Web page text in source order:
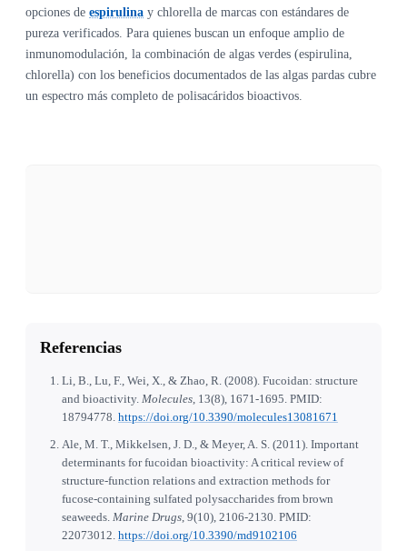
opciones de espirulina y chlorella de marcas con estándares de
pureza verificados. Para quienes buscan un enfoque amplio de
inmunomodulación, la combinación de algas verdes (espirulina,
chlorella) con los beneficios documentados de las algas pardas cubre
un espectro más completo de polisacáridos bioactivos.
Referencias
Li, B., Lu, F., Wei, X., & Zhao, R. (2008). Fucoidan: structure
and bioactivity. Molecules, 13(8), 1671-1695. PMID:
18794778. https://doi.org/10.3390/molecules13081671
Ale, M. T., Mikkelsen, J. D., & Meyer, A. S. (2011). Important
determinants for fucoidan bioactivity: A critical review of
structure-function relations and extraction methods for
fucose-containing sulfated polysaccharides from brown
seaweeds. Marine Drugs, 9(10), 2106-2130. PMID:
22073012. https://doi.org/10.3390/md9102106